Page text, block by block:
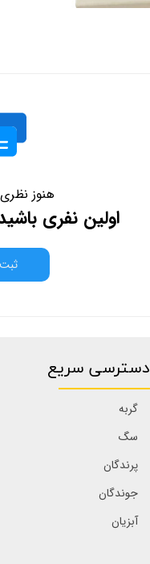
هنوز
اولین نفری
دسترسی سریع
گربه
سگ
پرندگان
جوندگان
آبزیان